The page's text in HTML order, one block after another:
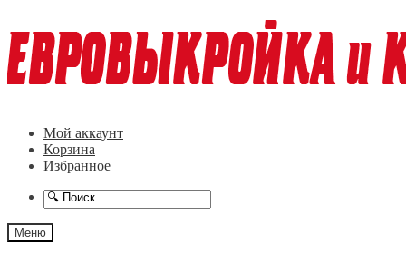
к
навигации
к
содержимому
Мой аккаунт
Корзина
Избранное
Меню